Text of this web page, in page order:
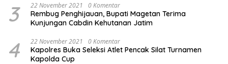
3 22 November 2021 0 Komentar
Rembug Penghijauan, Bupati Magetan Terima
Kunjungan Cabdin Kehutanan Jatim
4 22 November 2021 0 Komentar
Kapolres Buka Seleksi Atlet Pencak Silat Turnamen
Kapolda Cup